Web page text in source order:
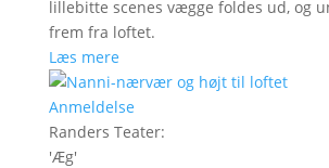
lillebitte scenes vægge foldes ud, og
frem fra loftet.
Læs mere
Anmeldelse
Randers Teater:
'Æg'